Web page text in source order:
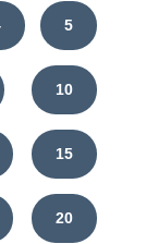
5
10
15
20